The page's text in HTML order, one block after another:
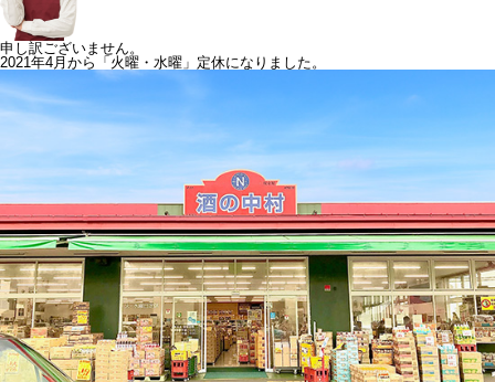
申し訳ございません。
2021年4月から「火曜・水曜」定休になりました。